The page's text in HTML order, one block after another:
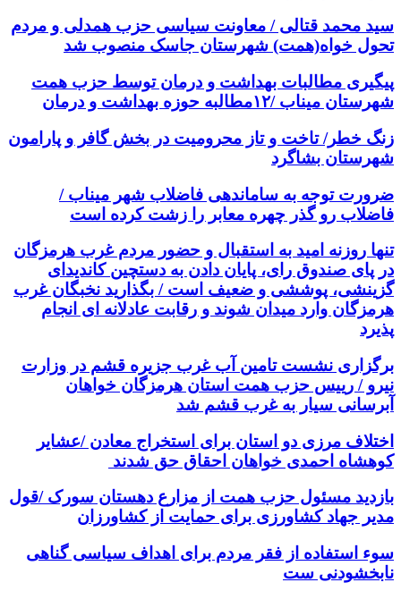
سید محمد قتالی / معاونت سیاسی حزب همدلی و مردم
تحول خواه(همت) شهرستان جاسک منصوب شد
پیگیری مطالبات بهداشت و درمان توسط حزب همت
شهرستان میناب /۱۲مطالبه حوزه بهداشت و درمان
زنگ خطر/ تاخت و تاز محرومیت در بخش گافر و پارامون
شهرستان بشاگرد
ضرورت توجه به ساماندهی فاضلاب شهر میناب /
فاضلاب رو گذر چهره معابر را زشت کرده است
تنها روزنه امید به استقبال و حضور مردم غرب هرمزگان
در پای صندوق رای، پایان دادن به دستچین کاندیدای
گزینشی، پوششی و ضعیف است / بگذارید نخبگان غرب
هرمزگان وارد میدان شوند و رقابت عادلانه ای انجام
پذیرد
برگزاری نشست تامین آب غرب جزیره قشم در وزارت
نیرو / رییس حزب همت استان هرمزگان خواهان
آبرسانی سیار به غرب قشم شد
اختلاف مرزی دو استان برای استخراج معادن /عشایر
کوهشاه احمدی خواهان احقاق حق شدند
بازدید مسئول حزب همت از مزارع دهستان سورک /قول
مدیر جهاد کشاورزی برای حمایت از کشاورزان
سوء استفاده از فقر مردم برای اهداف سیاسی گناهی
نابخشودنی ست